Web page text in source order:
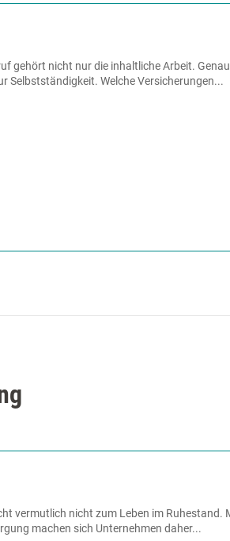
gehört nicht nur die inhaltliche Arbeit.
Selbstständigkeit. Welche Versicherungen...
vermutlich nicht zum Leben im Ruhestand.
machen sich Unternehmen daher...